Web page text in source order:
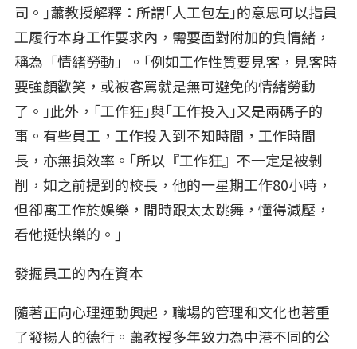
司。｣蕭教授解釋：所謂｢人工包左｣的意思可以指員
工履行本身工作要求內，需要面對附加的負情緒，
稱為「情緒勞動」。｢例如工作性質要見客，見客時
要強顏歡笑，或被客罵就是無可避免的情緒勞動
了。｣此外，｢工作狂｣與｢工作投入｣又是兩碼子的
事。有些員工，工作投入到不知時間，工作時間
長，亦無損效率。｢所以『工作狂』不一定是被剝
削，如之前提到的校長，他的一星期工作80小時，
但卻寓工作於娛樂，閒時跟太太跳舞，懂得減壓，
看他挺快樂的。｣
發掘員工的內在資本
隨著正向心理運動興起，職場的管理和文化也著重
了發揚人的德行。蕭教授多年致力為中港不同的公